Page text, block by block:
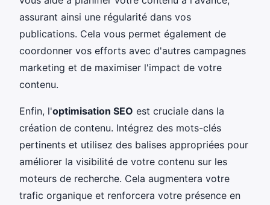
assurant ainsi une régularité dans vos
publications. Cela vous permet également de
coordonner vos efforts avec d'autres campagnes
marketing et de maximiser l'impact de votre
contenu.
Enfin, l'optimisation SEO est cruciale dans la
création de contenu. Intégrez des mots-clés
pertinents et utilisez des balises appropriées pour
améliorer la visibilité de votre contenu sur les
moteurs de recherche. Cela augmentera votre
trafic organique et renforcera votre présence en